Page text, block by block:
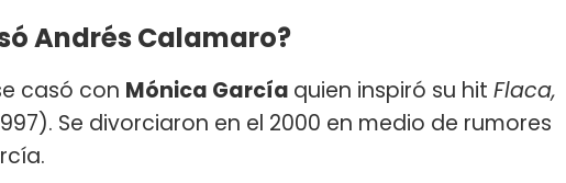
Andrés Calamaro?
casó con Mónica García quien inspiró su hit Flaca,
Se divorciaron en el 2000 en medio de rumores